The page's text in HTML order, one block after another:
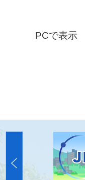
PCで表示